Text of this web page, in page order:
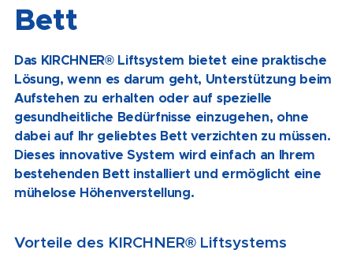
Bett
Das KIRCHNER® Liftsystem bietet eine praktische
Lösung, wenn es darum geht, Unterstützung beim
Aufstehen zu erhalten oder auf spezielle
gesundheitliche Bedürfnisse einzugehen, ohne
dabei auf Ihr geliebtes Bett verzichten zu müssen.
Dieses innovative System wird einfach an Ihrem
bestehenden Bett installiert und ermöglicht eine
mühelose Höhenverstellung.
Vorteile des KIRCHNER® Liftsystems